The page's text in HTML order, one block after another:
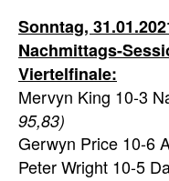
Sonntag,
Nachmittags-
Viertelfinale:
Mervyn King 10-3
95,83)
Gerwyn Price 10-6
Peter Wright 10-5